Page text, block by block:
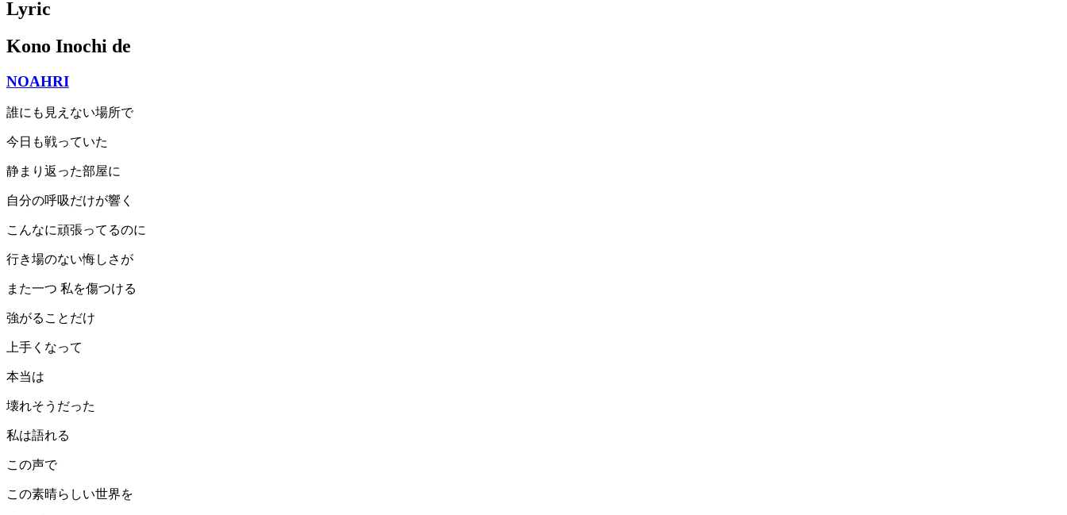
Lyric
Kono Inochi de
NOAHRI
誰にも見えない場所で
今日も戦っていた
静まり返った部屋に
自分の呼吸だけが響く
こんなに頑張ってるのに
行き場のない悔しさが
また一つ 私を傷つける
強がることだけ
上手くなって
本当は
壊れそうだった
私は語れる
この声で
この素晴らしい世界を